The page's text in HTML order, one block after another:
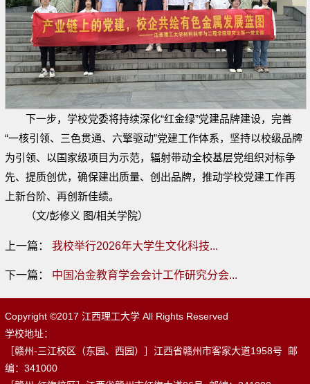
下一步，学校党委将持续深化“红金绿”党建品牌建设，完善
“一核引领、三色贯通、六擎驱动”党建工作体系，坚持以校级品牌
为引领、以国家级项目为示范，辐射带动全校基层党组织对标争
先、提质创优，确保建出质量、创出品牌，推动学校党建工作再
上新台阶、再创新佳绩。
（文/彭修义 图/相关学院）
上一篇： 我校举行2026年大学生文化科技...
下一篇： 中国冶金教育学会会计工作研究分会...
Copyright ©2017 江西理工大学 All Rights Reserved
学校地址：
［赣州-三江校区（东园、西园）］江西省赣州市客家大道1958号 邮
编：341000